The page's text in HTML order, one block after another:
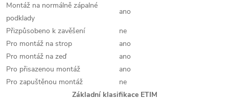
Montáž na normálně zápalné
podklady
ano
Přizpůsobeno k zavěšení
ne
Pro montáž na strop
ano
Pro montáž na zeď
ano
Pro přisazenou montáž
ano
Pro zapuštěnou montáž
ne
Základní klasifikace ETIM